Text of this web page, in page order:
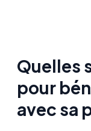
Quelles
pour
avec sa